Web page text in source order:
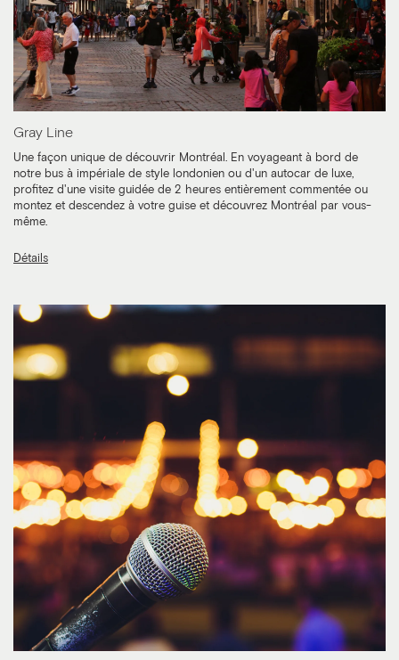
Gray Line
Une façon unique de découvrir Montréal. En voyageant à bord de
notre bus à impériale de style londonien ou d'un autocar de luxe,
profitez d'une visite guidée de 2 heures entièrement commentée ou
montez et descendez à votre guise et découvrez Montréal par vous-
même.
Détails